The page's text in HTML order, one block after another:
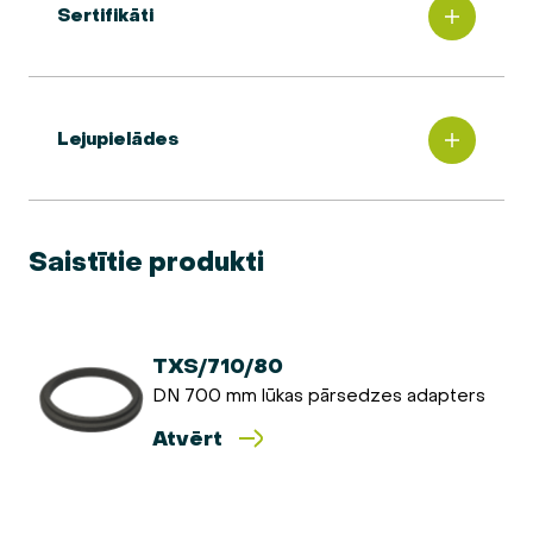
Sertifikāti
Lejupielādes
Saistītie produkti
TXS/710/80
DN 700 mm lūkas pārsedzes adapters
Atvērt